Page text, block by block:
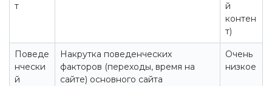
т
й
контен
т)
Поведе
нчески
й
Накрутка поведенческих
факторов (переходы, время на
сайте) основного сайта
Очень
низкое